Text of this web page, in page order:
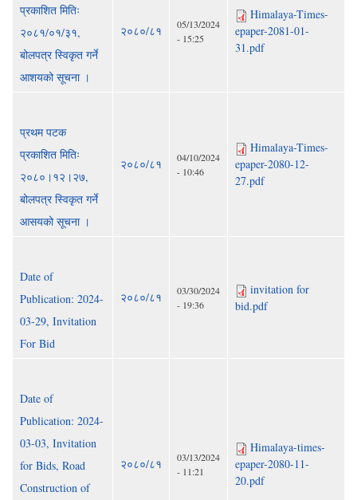
प्रकाशित मितिः
२०८१/०१/३१,
बोलपत्र स्विकृत गर्ने
आशयको सूचना ।
२०८०/८१
05/13/2024
- 15:25
Himalaya-Times-
epaper-2081-01-
31.pdf
प्रथम पटक
प्रकाशित मितिः
२०८०।१२।२७,
बोलपत्र स्विकृत गर्ने
आसयको सूचना ।
२०८०/८१
04/10/2024
- 10:46
Himalaya-Times-
epaper-2080-12-
27.pdf
Date of
Publication: 2024-
03-29, Invitation
For Bid
२०८०/८१
03/30/2024
- 19:36
invitation for
bid.pdf
Date of
Publication: 2024-
03-03, Invitation
for Bids, Road
Construction of
२०८०/८१
03/13/2024
- 11:21
Himalaya-times-
epaper-2080-11-
20.pdf